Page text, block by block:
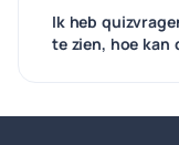
Ik heb
te zien, hoe kan